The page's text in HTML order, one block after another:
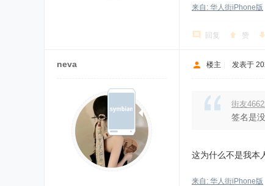
来自: 华人街iPhone版
回复 赞
neva 楼主 发表于
街友
签名是
这为什么不是我本
来自: 华人街iPhone版